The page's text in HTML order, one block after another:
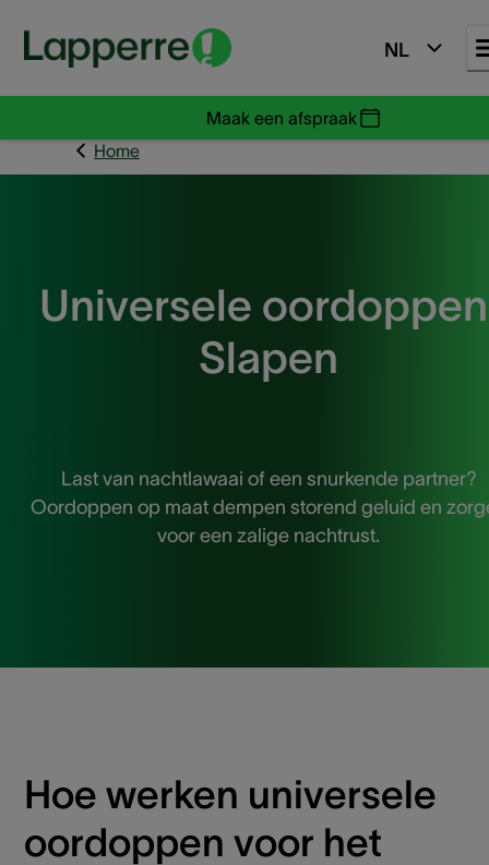
NL
Maak een afspraak
Home
Universele
Slapen
Last van nachtlawaai of een snurkende partner?
Oordoppen op maat dempen storend geluid en
voor een zalige nachtrust.
Hoe werken universele
oordoppen voor het